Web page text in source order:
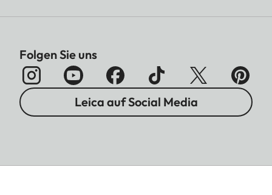
Folgen Sie uns
Leica auf Social Media